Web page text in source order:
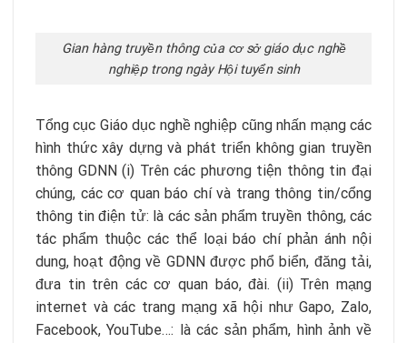
Gian hàng truyền thông của cơ sở giáo dục nghề
nghiệp trong ngày Hội tuyển sinh
Tổng cục Giáo dục nghề nghiệp cũng nhấn mạng các
hình thức xây dựng và phát triển không gian truyền
thông GDNN (i) Trên các phương tiện thông tin đại
chúng, các cơ quan báo chí và trang thông tin/cổng
thông tin điện tử: là các sản phẩm truyền thông, các
tác phẩm thuộc các thể loại báo chí phản ánh nội
dung, hoạt động về GDNN được phổ biển, đăng tải,
đưa tin trên các cơ quan báo, đài. (ii) Trên mạng
internet và các trang mạng xã hội như Gapo, Zalo,
Facebook, YouTube…: là các sản phẩm, hình ảnh về